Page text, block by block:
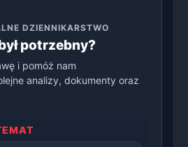
DZIENNIKARSTWO
potrzebny?
i pomóż nam
analizy, dokumenty oraz